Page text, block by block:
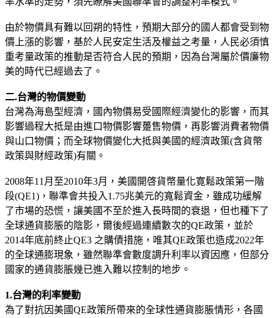
由於物價具有難以回朔的特性，預期大部分的國人都會受到物
價上漲的影響，基於人民安定生活及權益之考量，人民必須慎
重考量政策的推動是否符合人民的預期，因為台灣屬於價廉物
美的時代已經過去了。
二.台灣的物價變動
台灣為海島型經濟，國內物價易受國際經濟變化的影響，而其
影響過程大抵是由進口物價影響躉售物價，再影響消費者物價
與山口物價；而全球物價變化大抵與美國的經濟政策(含貨幤
政策與財經政策)有關。
2008年11月至2010年3月，美國開啓貨幣量化寛鬆政策第一階
段(QE1)，聯準會共投入1.75兆美元的寬鬆資金，雖成功緩解
了市場的恐慌，讓美國不至於進入長時間的衰退，但也種下了
全球通貨膨脹的陰影，爾後經過連續數次的QE政策，並於
2014年底前終止QE3 之購債措施，唯其QE政策也造成2022年
的全球通膨現象，雖然聯準會數度調升利率以資因應，但部分
國家的通貨膨脹幾已進入難以控制的地步。
1.台灣的利率變動
為了對抗因美國QE政策所帶來的全球性通貨膨脹情形，各國